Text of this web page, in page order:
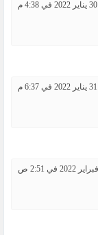
30 يناير 2022 في 4:38 م
31 يناير 2022 في 6:37 م